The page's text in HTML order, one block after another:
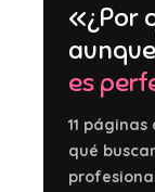
«¿Por
es
11
qué